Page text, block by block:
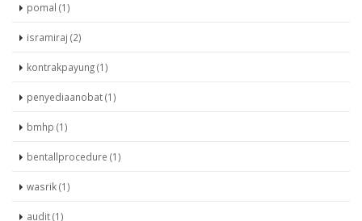
pomal (1)
isramiraj (2)
kontrakpayung (1)
penyediaanobat (1)
bmhp (1)
bentallprocedure (1)
wasrik (1)
audit (1)